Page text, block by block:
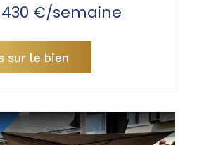
€/semaine
sur le bien